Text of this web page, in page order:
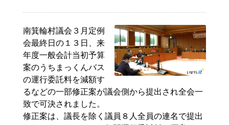
南箕輪村議会３月定例
会最終日の１３日、来
年度一般会計当初予算
案のうちまっくんバス
の運行委託料を減額す
るなどの一部修正案が議会側から提出され全会一
致で可決されました。
修正案は、議長を除く議員８人全員の連名で提出